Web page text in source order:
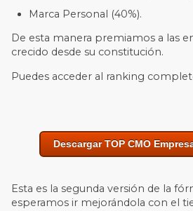
Marca Personal (40%).
De esta manera premiamos a las
crecido desde su constitución.
Puedes acceder al ranking
Descargar TOP CMO
Esta es la segunda versión de la
esperamos ir mejorándola con el